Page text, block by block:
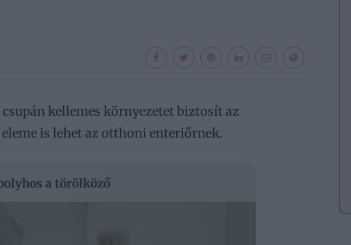
kellemes környezetet biztosít az
is lehet az otthoni enteriőrnek.
a törölköző